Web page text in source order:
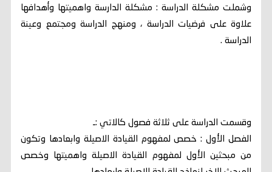
وشملت مشكلة الدراسة : مشكلة الدارسة واهميتها وأهدافها
علاوة على فرضيات الدراسة ، ومنهج الدراسة ومجتمع وعينة
الدراسة .
وقسمت الدراسة على ثلاثة فصول كالاتي :ـ
الفصل الأول : خصص لمفهوم القيادة الاصيلة وابعادها وتكون
من مبحثين الأول لمفهوم القيادة الاصيلة واهميتها وخصص